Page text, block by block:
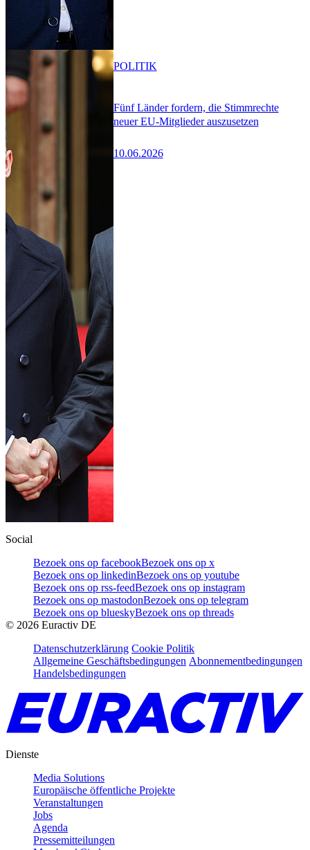
Fünf Länder fordern, die Stimmrechte
neuer EU-Mitglieder auszusetzen
10.06.2026
POLITIK
Social
Bezoek ons op facebookBezoek ons op x
Bezoek ons op linkedinBezoek ons op youtube
Bezoek ons op rss-feedBezoek ons op instagram
Bezoek ons op mastodonBezoek ons op telegram
Bezoek ons op blueskyBezoek ons op threads
© 2026 Euractiv DE
Datenschutzerklärung Cookie Politik
Allgemeine Geschäftsbedingungen Abonnementbedingungen
Handelsbedingungen
Dienste
Media Solutions
Europäische öffentliche Projekte
Veranstaltungen
Jobs
Agenda
Pressemitteilungen